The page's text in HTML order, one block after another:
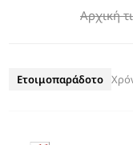
Αρχική
Ετοιμοπαράδοτο